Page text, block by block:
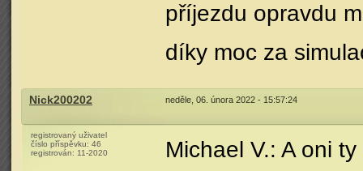
příjezdu opravdu
díky moc za
Nick200202 neděle, 06. února 2022 - 15:57:24
registrovaný uživatel
číslo příspěvku: 46
registrován: 11-2020
Michael V.: A oni